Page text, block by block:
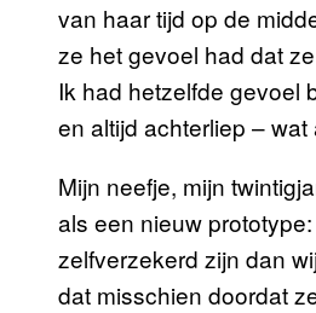
van haar tijd op de
ze het gevoel had dat
Ik had hetzelfde gevoel
en altijd achterliep –
Mijn neefje, mijn
als een nieuw
zelfverzekerd zijn dan
dat misschien doordat